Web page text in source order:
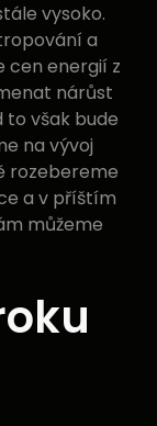
vysoko.
a
cen energií z
nárůst
to však bude
na vývoj
rozebereme
a v příštím
můžeme